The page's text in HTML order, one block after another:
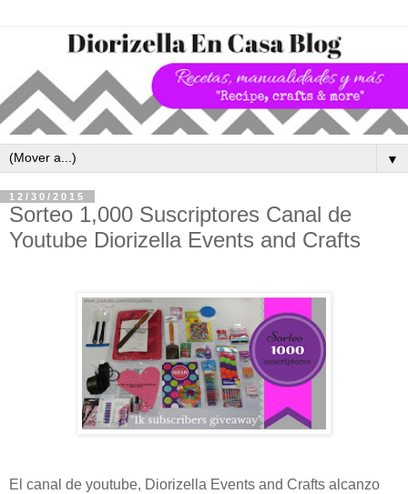
▼
12/30/2015
Sorteo 1,000 Suscriptores Canal de
Youtube Diorizella Events and Crafts
El canal de youtube, Diorizella Events and Crafts alcanzo